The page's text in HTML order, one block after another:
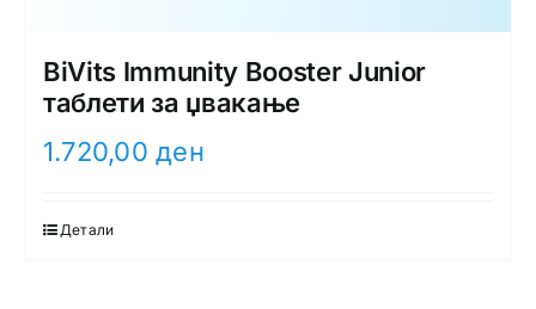
BiVits Immunity Booster Junior
таблети за џвакање
1.720,00ден
Детали